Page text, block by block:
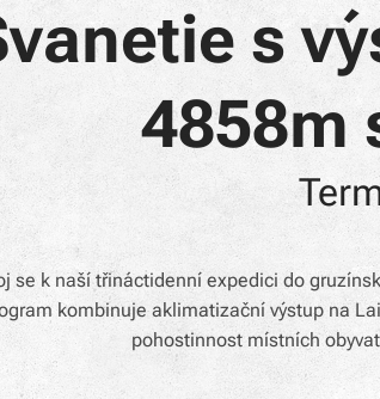
s
4858m
se k naší třináctidenní expedici do
kombinuje aklimatizační výstup na
pohostinnost místních